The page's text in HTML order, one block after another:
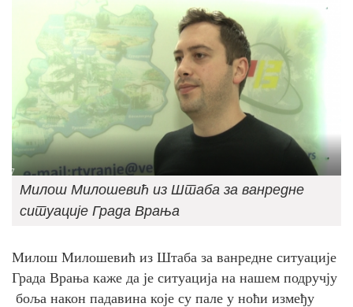
Милош Милошевић из Штаба за ванредне
ситуације Града Врања
Милош Милошевић из Штаба за ванредне ситуације
Града Врања каже да је ситуација на нашем подручју
боља након падавина које су пале у ноћи између